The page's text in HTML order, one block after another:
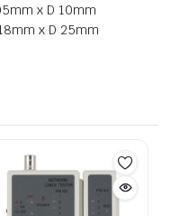
x D 10mm
x D 25mm